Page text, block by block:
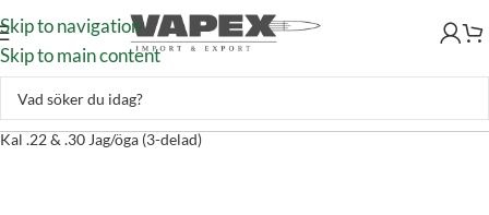
Skip to navigation
Skip to main content
Skytte–Vapenvård–Läskstänger–Hoppe’s Läskstångskit Aluminium
Kal .22 & .30 Jag/öga (3-delad)